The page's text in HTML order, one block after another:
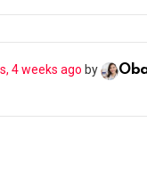
4 weeks ago by